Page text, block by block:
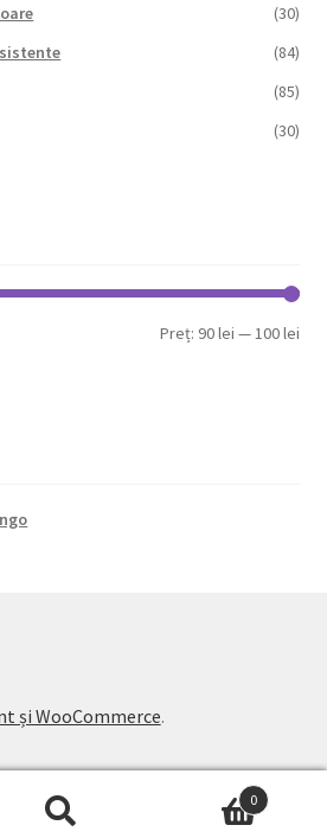
(30)
(84)
(85)
(30)
Preț: 90 lei —100 lei
și WooCommerce.
0